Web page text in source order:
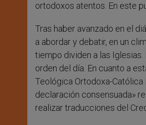
ortodoxos atentos. En este
Tras haber avanzado en el
a abordar y debatir, en un
tiempo dividen a las Iglesias.
orden del día. En cuanto a
Teológica Ortodoxa-Católica
declaración consensuada»
realizar traducciones del